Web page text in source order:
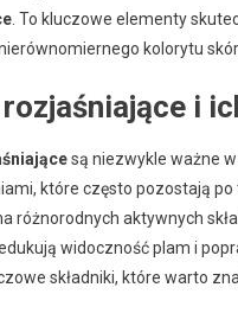
. To kluczowe elementy
kolorytu
i
są niezwykle ważne
które często pozostają po
różnorodnych aktywnych
widoczność plam i
składniki, które warto